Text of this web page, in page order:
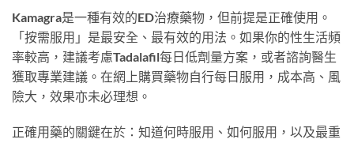
Kamagra是一種有效的ED治療藥物，但前提是正確使用。
「按需服用」是最安全、最有效的用法。如果你的性生活頻
率較高，建議考慮Tadalafil每日低劑量方案，或者諮詢醫生
獲取專業建議。在網上購買藥物自行每日服用，成本高、風
險大，效果亦未必理想。
正確用藥的關鍵在於：知道何時服用、如何服用，以及最重